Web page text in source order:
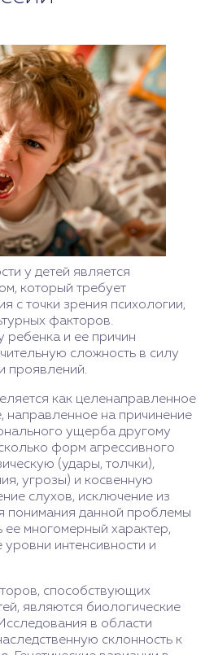
у детей является
который требует
с точки зрения психологии,
факторов.
ребенка и ее причин
сложность в силу
проявлений.
как целенаправленное
направленное на причинение
ущерба другому
форм агрессивного
(удары, толчки),
угрозы) и косвенную
слухов, исключение из
понимания данной проблемы
ее многомерный характер,
интенсивности и
способствующих
являются биологические
в области
склонность к